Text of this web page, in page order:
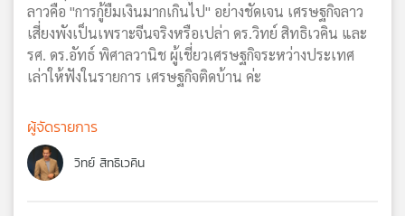
ลาวคือ "การกู้ยืมเงินมากเกินไป" อย่างชัดเจน เศรษฐกิจลาว
เสี่ยงพังเป็นเพราะจีนจริงหรือเปล่า ดร.วิทย์ สิทธิเวคิน และ
รศ. ดร.อัทธ์ พิศาลวานิช ผู้เชี่ยวเศรษฐกิจระหว่างประเทศ
เล่าให้ฟังในรายการ เศรษฐกิจติดบ้าน ค่ะ
ผู้จัดรายการ
วิทย์ สิทธิเวคิน